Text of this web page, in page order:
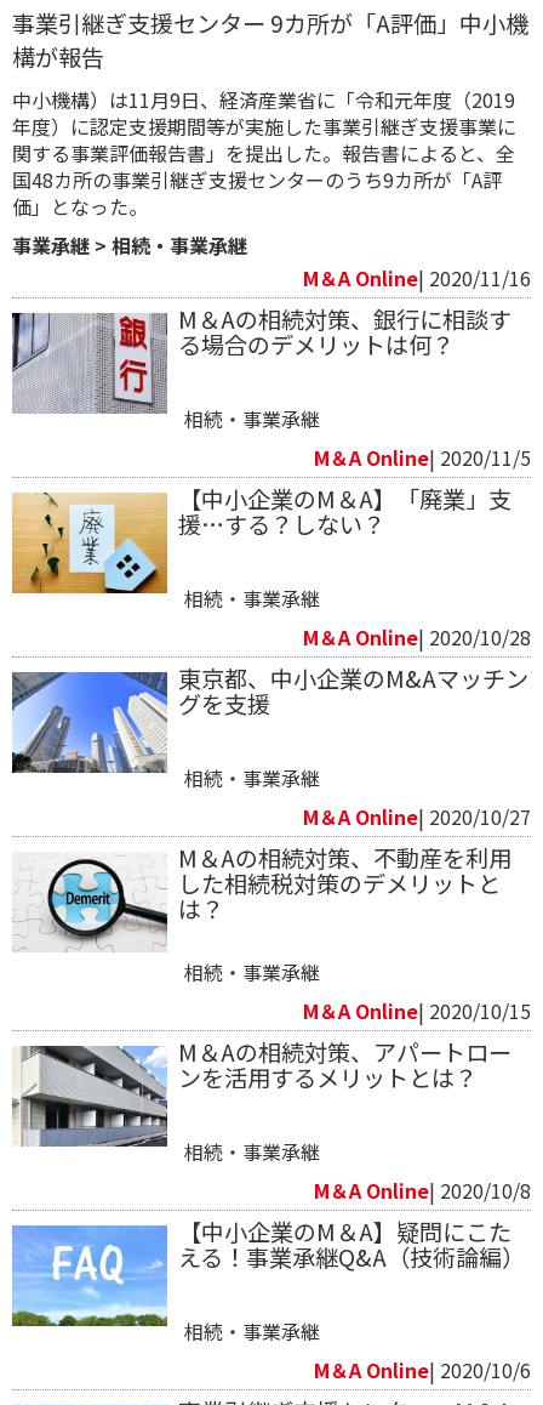
事業引継ぎ支援センター 9カ所が「A評価」中小機
構が報告
中小機構）は11月9日、経済産業省に「令和元年度（2019
年度）に認定支援期間等が実施した事業引継ぎ支援事業に
関する事業評価報告書」を提出した。報告書によると、全
国48カ所の事業引継ぎ支援センターのうち9カ所が「A評
価」となった。
事業承継 > 相続・事業承継
M＆A Online| 2020/11/16
M＆Aの相続対策、銀行に相談す
る場合のデメリットは何？
相続・事業承継
M＆A Online| 2020/11/5
【中小企業のM＆A】​「廃業」支
援…する？しない？
相続・事業承継
M＆A Online| 2020/10/28
東京都、中小企業のM&Aマッチン
グを支援
相続・事業承継
M＆A Online| 2020/10/27
M＆Aの相続対策、不動産を利用
した相続税対策のデメリットと
は？
相続・事業承継
M＆A Online| 2020/10/15
M＆Aの相続対策、アパートロー
ンを活用するメリットとは？
相続・事業承継
M＆A Online| 2020/10/8
【中小企業のM＆A】疑問にこた
える！事業承継Q&A（技術論編）
相続・事業承継
M＆A Online| 2020/10/6